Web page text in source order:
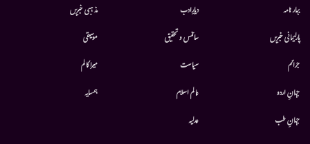
بہار نامہ
پارلیمانی خبریں
جرائم
جہانِ اردو
جہانِ طب
دیارِادب
سائنس و تحقیق
سیاست
عالم اسلام
عدلیہ
مذہبی خبریں
موسيقى
میرا کالم
ہمسایہ